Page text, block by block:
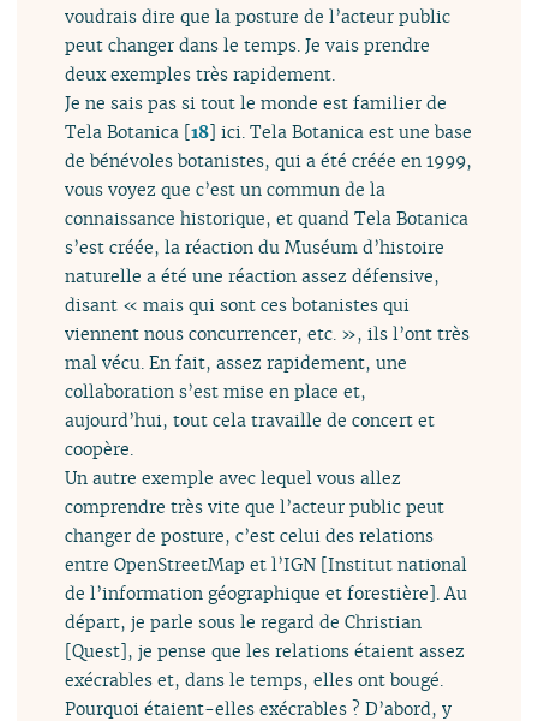
voudrais dire que la posture de l’acteur public
peut changer dans le temps. Je vais prendre
deux exemples très rapidement.
Je ne sais pas si tout le monde est familier de
Tela Botanica [18] ici. Tela Botanica est une base
de bénévoles botanistes, qui a été créée en 1999,
vous voyez que c’est un commun de la
connaissance historique, et quand Tela Botanica
s’est créée, la réaction du Muséum d’histoire
naturelle a été une réaction assez défensive,
disant « mais qui sont ces botanistes qui
viennent nous concurrencer, etc. », ils l’ont très
mal vécu. En fait, assez rapidement, une
collaboration s’est mise en place et,
aujourd’hui, tout cela travaille de concert et
coopère.
Un autre exemple avec lequel vous allez
comprendre très vite que l’acteur public peut
changer de posture, c’est celui des relations
entre OpenStreetMap et l’IGN [Institut national
de l’information géographique et forestière]. Au
départ, je parle sous le regard de Christian
[Quest], je pense que les relations étaient assez
exécrables et, dans le temps, elles ont bougé.
Pourquoi étaient-elles exécrables ? D’abord, y